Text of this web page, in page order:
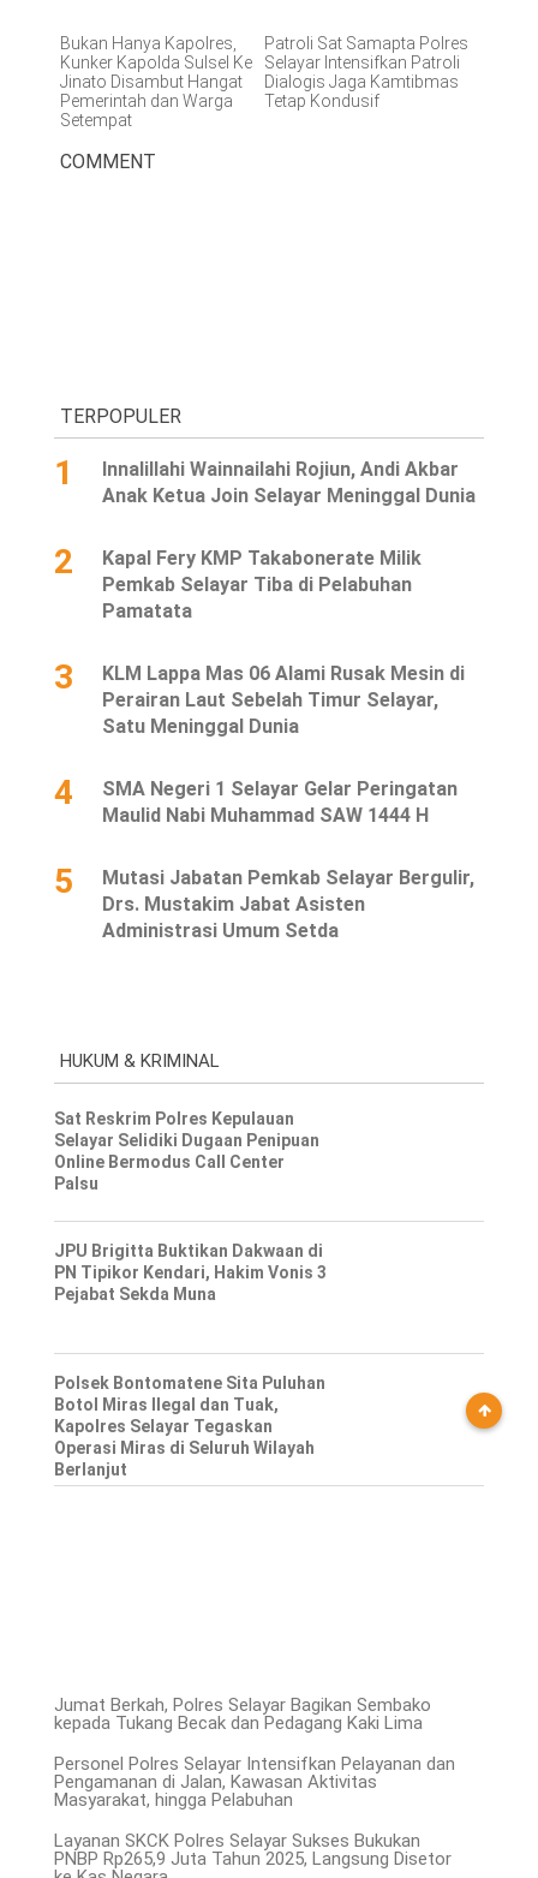
Bukan Hanya Kapolres,
Kunker Kapolda Sulsel Ke
Jinato Disambut Hangat
Pemerintah dan Warga
Setempat
Patroli Sat Samapta Polres
Selayar Intensifkan Patroli
Dialogis Jaga Kamtibmas
Tetap Kondusif
COMMENT
TERPOPULER
1
Innalillahi Wainnailahi Rojiun, Andi Akbar
Anak Ketua Join Selayar Meninggal Dunia
2
Kapal Fery KMP Takabonerate Milik
Pemkab Selayar Tiba di Pelabuhan
Pamatata
3
KLM Lappa Mas 06 Alami Rusak Mesin di
Perairan Laut Sebelah Timur Selayar,
Satu Meninggal Dunia
4
SMA Negeri 1 Selayar Gelar Peringatan
Maulid Nabi Muhammad SAW 1444 H
5
Mutasi Jabatan Pemkab Selayar Bergulir,
Drs. Mustakim Jabat Asisten
Administrasi Umum Setda
HUKUM & KRIMINAL
Sat Reskrim Polres Kepulauan
Selayar Selidiki Dugaan Penipuan
Online Bermodus Call Center
Palsu
JPU Brigitta Buktikan Dakwaan di
PN Tipikor Kendari, Hakim Vonis 3
Pejabat Sekda Muna
Polsek Bontomatene Sita Puluhan
Botol Miras Ilegal dan Tuak,
Kapolres Selayar Tegaskan
Operasi Miras di Seluruh Wilayah
Berlanjut
Jumat Berkah, Polres Selayar Bagikan Sembako
kepada Tukang Becak dan Pedagang Kaki Lima
Personel Polres Selayar Intensifkan Pelayanan dan
Pengamanan di Jalan, Kawasan Aktivitas
Masyarakat, hingga Pelabuhan
Layanan SKCK Polres Selayar Sukses Bukukan
PNBP Rp265,9 Juta Tahun 2025, Langsung Disetor